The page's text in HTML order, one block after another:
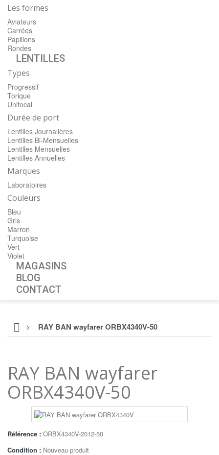
Les formes
Aviateurs
Carrées
Papillons
Rondes
LENTILLES
Types
Progressif
Torique
Unifocal
Durée de port
Lentilles Journalières
Lentilles Bi-Mensuelles
Lentilles Mensuelles
Lentilles Annuelles
Marques
Laboratoires
Couleurs
Bleu
Gris
Marron
Turquoise
Vert
Violet
MAGASINS
BLOG
CONTACT
> RAY BAN wayfarer ORBX4340V-50
RAY BAN wayfarer
ORBX4340V-50
Référence : ORBX4340V-2012-50
Condition : Nouveau produit